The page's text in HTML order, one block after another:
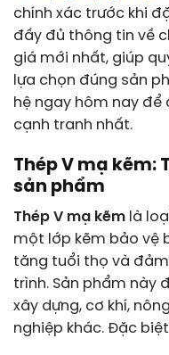
chính xác trước khi
đầy đủ thông tin về
giá mới nhất, giúp
lựa chọn đúng sản
hệ ngay hôm nay để
cạnh tranh nhất.
Thép V mạ kẽm:
sản phẩm
Thép V mạ kẽm là
một lớp kẽm bảo vệ
tăng tuổi thọ và
trình. Sản phẩm này
xây dựng, cơ khí,
nghiệp khác. Đặc